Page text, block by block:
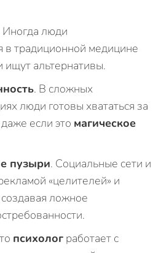
Иногда люди
в традиционной медицине
ищут альтернативы.
. В сложных
люди готовы хвататься за
если это магическое
пузыри. Социальные сети и
«целителей» и
создавая ложное
психолог работает с